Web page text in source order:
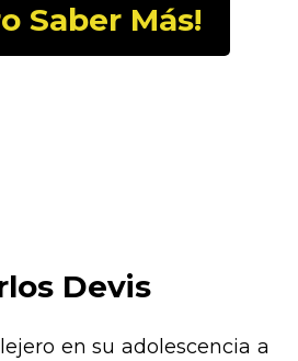
Saber Más!
Devis
en su adolescencia a